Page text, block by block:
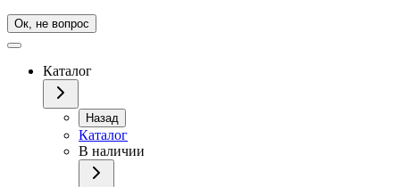
Ок, не вопрос
Каталог
Назад
Каталог
В наличии